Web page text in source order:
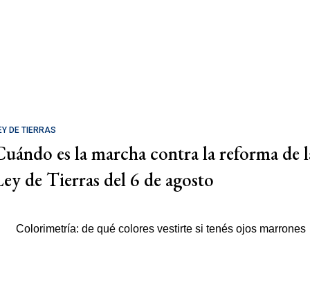
DE TIERRAS
es la marcha contra la reforma de
de Tierras del 6 de agosto